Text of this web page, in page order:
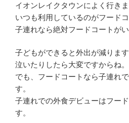
イオンレイクタウンによく行きま
いつも利用しているのがフードコ
子連れなら絶対フードコートがい
子どもができると外出が減ります
泣いたりしたら大変ですからね。
でも、フードコートなら子連れ
す。
子連れでの外食デビューはフー
す。